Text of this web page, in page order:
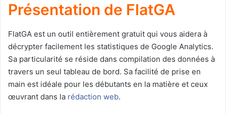
Présentation de FlatGA
FlatGA est un outil entièrement gratuit qui vous aidera à
décrypter facilement les statistiques de Google Analytics.
Sa particularité se réside dans compilation des données à
travers un seul tableau de bord. Sa facilité de prise en
main est idéale pour les débutants en la matière et ceux
œuvrant dans la rédaction web.